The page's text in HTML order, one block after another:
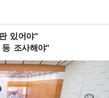
있어야"
조사해야"